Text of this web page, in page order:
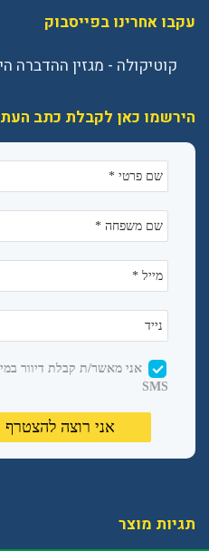
עקבו אחרינו בפייסבוק
הירשמו כאן לקבלת כתב
תגיות מוצר